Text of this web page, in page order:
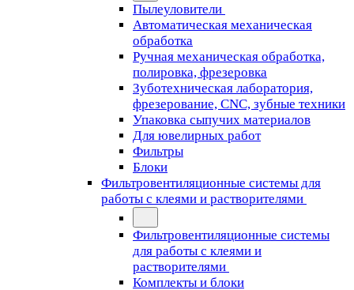
Пылеуловители
Автоматическая механическая
обработка
Ручная механическая обработка,
полировка, фрезеровка
Зуботехническая лаборатория,
фрезерование, CNC, зубные техники
Упаковка сыпучих материалов
Для ювелирных работ
Фильтры
Блоки
Фильтровентиляционные системы для
работы с клеями и растворителями
Фильтровентиляционные системы
для работы с клеями и
растворителями
Комплекты и блоки